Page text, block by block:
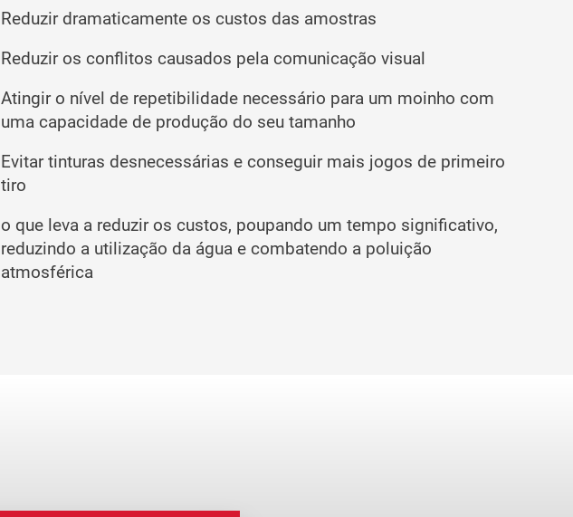
Reduzir dramaticamente os custos das amostras
Reduzir os conflitos causados pela comunicação visual
Atingir o nível de repetibilidade necessário para um moinho com
uma capacidade de produção do seu tamanho
Evitar tinturas desnecessárias e conseguir mais jogos de primeiro
tiro
o que leva a reduzir os custos, poupando um tempo significativo,
reduzindo a utilização da água e combatendo a poluição
atmosférica